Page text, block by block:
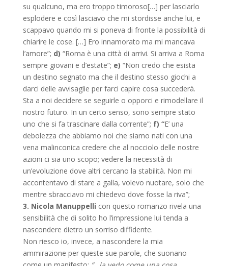
su qualcuno, ma ero troppo timoroso[…] per lasciarlo
esplodere e così lasciavo che mi stordisse anche lui, e
scappavo quando mi si poneva di fronte la possibilità di
chiarire le cose. […] Ero innamorato ma mi mancava
l’amore”; d) “Roma è una città di arrivi. Si arriva a Roma
sempre giovani e d’estate”; e) “Non credo che esista
un destino segnato ma che il destino stesso giochi a
darci delle avvisaglie per farci capire cosa succederà.
Sta a noi decidere se seguirle o opporci e rimodellare il
nostro futuro. In un certo senso, sono sempre stato
uno che si fa trascinare dalla corrente”; f) “E’ una
debolezza che abbiamo noi che siamo nati con una
vena malinconica credere che al nocciolo delle nostre
azioni ci sia uno scopo; vedere la necessità di
un’evoluzione dove altri cercano la stabilità. Non mi
accontentavo di stare a galla, volevo nuotare, solo che
mentre sbracciavo mi chiedevo dove fosse la riva”;
3. Nicola Manuppelli con questo romanzo rivela una
sensibilità che di solito ho l’impressione lui tenda a
nascondere dietro un sorriso diffidente.
Non riesco io, invece, a nascondere la mia
ammirazione per queste sue parole, che suonano